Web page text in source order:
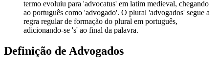
termo evoluiu para 'advocatus' em latim medieval, chegando
ao português como 'advogado'. O plural 'advogados' segue a
regra regular de formação do plural em português,
adicionando-se 's' ao final da palavra.
Definição de Advogados